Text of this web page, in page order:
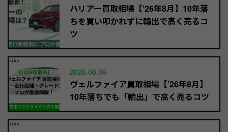
ハリアー買取相場【’26年8月】10年落
ちを買い叩かれずに輸出で高く売るコ
ツ
2026.08.06
ヴェルファイア買取相場【’26年8月】
10年落ちでも「輸出」で高く売るコツ